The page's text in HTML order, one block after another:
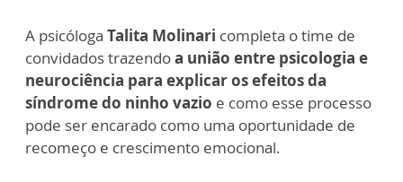
A psicóloga Talita Molinari completa o time de
convidados trazendoa união entre psicologia e
neurociência para explicar os efeitos da
síndrome do ninho vazio e como esse processo
pode ser encarado como uma oportunidade de
recomeço e crescimento emocional.